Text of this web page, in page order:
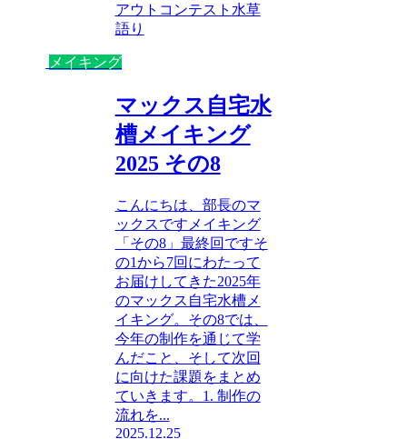
アウトコンテスト 水草
語り
メイキング
マックス自宅水
槽メイキング
2025 その8
こんにちは、部長のマ
ックスですメイキング
「その8」最終回ですそ
の1から7回にわたって
お届けしてきた2025年
のマックス自宅水槽メ
イキング。その8では、
今年の制作を通じて学
んだこと、そして次回
に向けた課題をまとめ
ていきます。1. 制作の
流れを...
2025.12.25